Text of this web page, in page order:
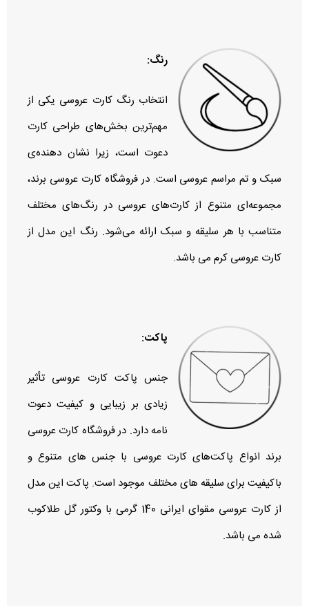
رنگ:
انتخاب رنگ کارت عروسی یکی از
مهم‌ترین بخش‌های طراحی کارت
دعوت است، زیرا نشان‌ دهنده‌ی
سبک و تم مراسم عروسی است. در فروشگاه کارت عروسی برند،
مجموعه‌ای متنوع از کارت‌های عروسی در رنگ‌های مختلف
متناسب با هر سلیقه و سبک ارائه می‌شود. رنگ این مدل از
کارت عروسی کرم می باشد.
پاکت:
جنس پاکت کارت عروسی تأثیر
زیادی بر زیبایی و کیفیت دعوت‌
نامه دارد. در فروشگاه کارت عروسی
برند انواع پاکت‌های کارت عروسی با جنس‌ های متنوع و
باکیفیت برای سلیقه‌ های مختلف موجود است. پاکت این مدل
از کارت عروسی مقوای ایرانی 140 گرمی با وکتور گل طلاکوب
شده می باشد.